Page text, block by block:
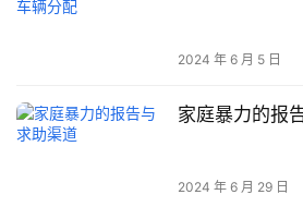
2024 年 6 月 5 日
家庭暴力的报
2024 年 6 月 29 日